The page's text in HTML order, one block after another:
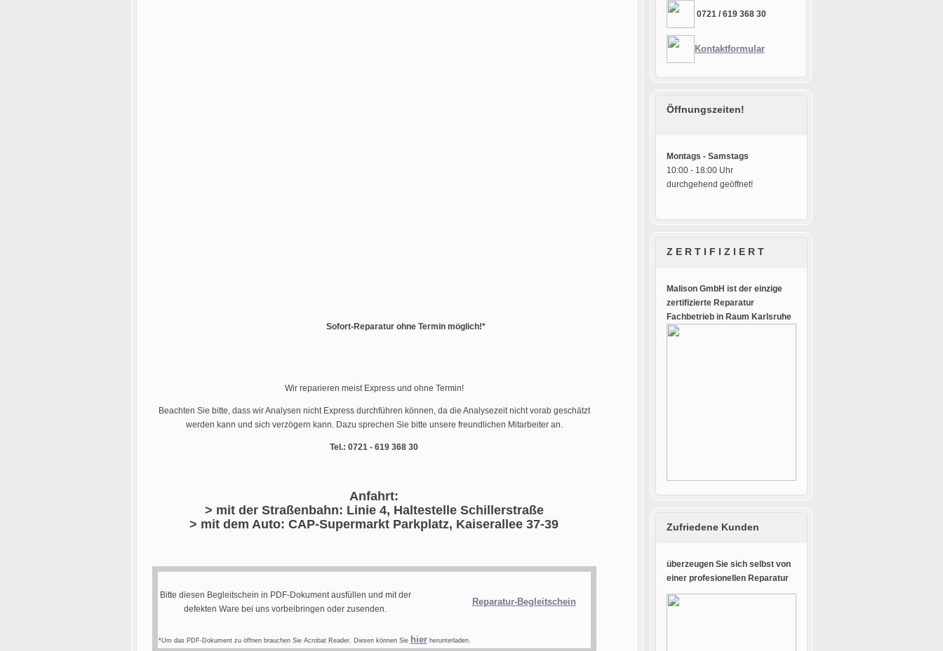
Sofort-Reparatur ohne Termin möglich!*
Wir reparieren meist Express und ohne Termin!
Beachten Sie bitte, dass wir Analysen nicht Express durchführen können, da die Analysezeit nicht vorab geschätzt
werden kann und sich verzögern kann. Dazu sprechen Sie bitte unsere freundlichen Mitarbeiter an.
Tel.: 0721 - 619 368 30
Anfahrt:
> mit der Straßenbahn: Linie 4, Haltestelle Schillerstraße
> mit dem Auto: CAP-Supermarkt Parkplatz, Kaiserallee 37-39
Bitte diesen Begleitschein in PDF-Dokument ausfüllen und mit der
defekten Ware bei uns vorbeibringen oder zusenden.
Reparatur-Begleitschein
*Um das PDF-Dokument zu öffnen brauchen Sie Acrobat Reader. Diesen können Sie hierherunterladen.
0721 / 619 368 30
Kontaktformular
Öffnungszeiten!
Montags - Samstags
10:00 - 18:00 Uhr
durchgehend geöffnet!
Z E R T I F I Z I E R T
Malison GmbH ist der einzige
zertifizierte Reparatur
Fachbetrieb in Raum Karlsruhe
Zufriedene Kunden
überzeugen Sie sich selbst von
einer profesionellen Reparatur